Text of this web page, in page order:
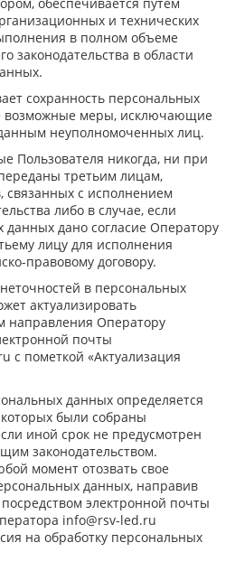
и технических
в полном объеме
законодательства в области
сохранность персональных
возможные меры, исключающие
неуполномоченных лиц.
Пользователя никогда, ни при
третьим лицам,
связанных с исполнением
либо в случае, если
данных дано согласие Оператору
лицу для исполнения
правовому договору.
в персональных
актуализировать
направления Оператору
почты
с пометкой «Актуализация
данных определяется
были собраны
иной срок не предусмотрен
законодательством.
момент отозвать свое
данных, направив
электронной почты
info@rsv-led.ru
на обработку персональных